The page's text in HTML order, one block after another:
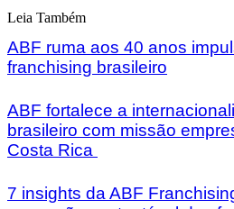
Leia Também
ABF ruma aos 40 anos
franchising brasileiro
ABF fortalece a
brasileiro com missão
Costa Rica
7 insights da ABF